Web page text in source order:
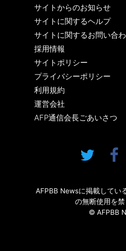
サイトからのお知らせ
サイトに関するヘルプ
サイトに関するお問い合
採用情報
サイトポリシー
プライバシーポリシー
利用規約
運営会社
AFP通信会長ごあいさつ
AFPBB Newsに掲載してい
の無断使用を禁
© AFPBB